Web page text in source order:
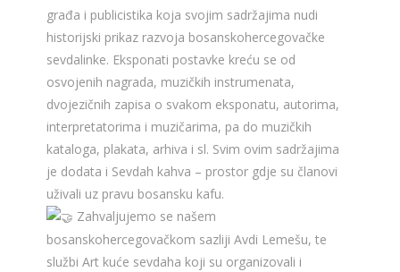
građa i publicistika koja svojim sadržajima nudi
historijski prikaz razvoja bosanskohercegovačke
sevdalinke. Eksponati postavke kreću se od
osvojenih nagrada, muzičkih instrumenata,
dvojezičnih zapisa o svakom eksponatu, autorima,
interpretatorima i muzičarima, pa do muzičkih
kataloga, plakata, arhiva i sl. Svim ovim sadržajima
je dodata i Sevdah kahva – prostor gdje su članovi
uživali uz pravu bosansku kafu.
Zahvaljujemo se našem
bosanskohercegovačkom sazliji Avdi Lemešu, te
službi Art kuće sevdaha koji su organizovali i